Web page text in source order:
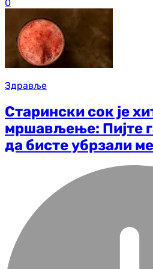
0
Здравље
Старински сок је
мршављење: Пијте
да бисте убрзали